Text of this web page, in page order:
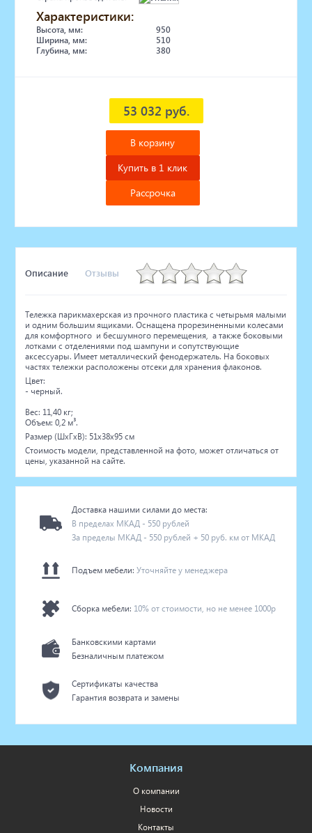
Характеристики:
Высота, мм:
950
Ширина, мм:
510
Глубина, мм:
380
53 032 руб.
В корзину
Купить в 1 клик
Рассрочка
Описание Отзывы
Тележка парикмахерская из прочного пластика с четырьмя малыми
и одним большим ящиками. Оснащена прорезиненными колесами
для комфортного и бесшумного перемещения, а также боковыми
лотками с отделениями под шампуни и сопутствующие
аксессуары. Имеет металлический фенодержатель. На боковых
частях тележки расположены отсеки для хранения флаконов.
Цвет:
- черный.
Вес: 11,40 кг;
Объем: 0,2 м³.
Размер (ШхГхВ): 51x38x95 см
Стоимость модели, представленной на фото, может отличаться от
цены, указанной на сайте.
Доставка нашими силами до места:
В пределах МКАД - 550 рублей
За пределы МКАД - 550 рублей + 50 руб. км от МКАД
Подъем мебели:Уточняйте у менеджера
Сборка мебели: 10% от стоимости, но не менее 1000р
Банковскими картами
Безналичным платежом
Сертификаты качества
Гарантия возврата и замены
Компания
О компании
Новости
Контакты